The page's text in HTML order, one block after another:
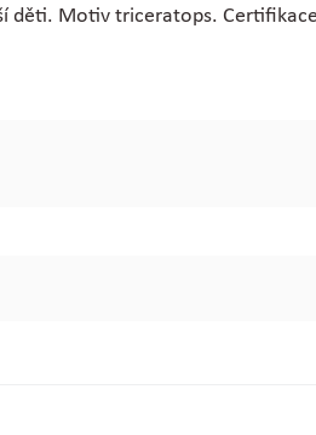
děti. Motiv triceratops.